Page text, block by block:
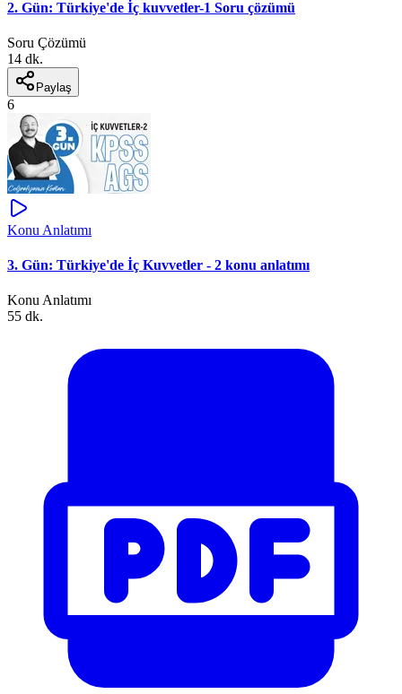
2. Gün: Türkiye'de İç kuvvetler-1 Soru çözümü
Soru Çözümü
14 dk.
Paylaş
6
Konu Anlatımı
3. Gün: Türkiye'de İç Kuvvetler - 2 konu anlatımı
Konu Anlatımı
55 dk.